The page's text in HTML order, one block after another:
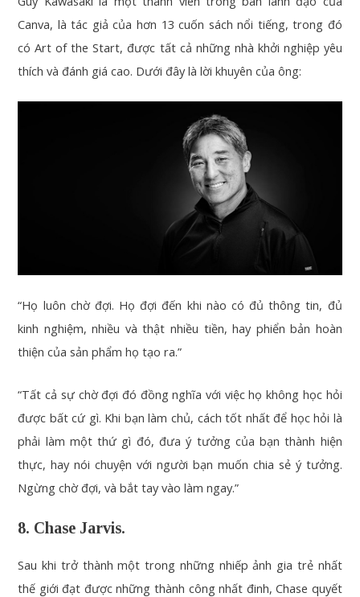
Canva, là tác giả của hơn 13 cuốn sách nổi tiếng, trong đó
có Art of the Start, được tất cả những nhà khởi nghiệp yêu
thích và đánh giá cao. Dưới đây là lời khuyên của ông:
“Họ luôn chờ đợi. Họ đợi đến khi nào có đủ thông tin, đủ
kinh nghiệm, nhiều và thật nhiều tiền, hay phiển bản hoàn
thiện của sản phẩm họ tạo ra.”
“Tất cả sự chờ đợi đó đồng nghĩa với việc họ không học hỏi
được bất cứ gì. Khi bạn làm chủ, cách tốt nhất để học hỏi là
phải làm một thứ gì đó, đưa ý tưởng của bạn thành hiện
thực, hay nói chuyện với người bạn muốn chia sẻ ý tưởng.
Ngừng chờ đợi, và bắt tay vào làm ngay.”
8. Chase Jarvis.
Sau khi trở thành một trong những nhiếp ảnh gia trẻ nhất
thế giới đạt được những thành công nhất đinh, Chase quyết